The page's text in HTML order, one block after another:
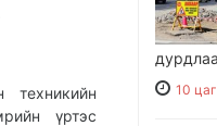
техникийн
үртэс
дурдлаа
10